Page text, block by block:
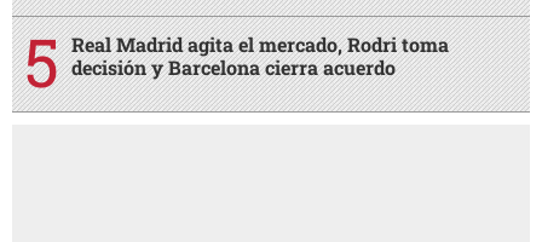
Real Madrid agita el mercado, Rodri toma
decisión y Barcelona cierra acuerdo